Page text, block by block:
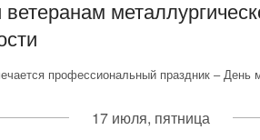
профессиональный праздник – День
17 июля, пятница